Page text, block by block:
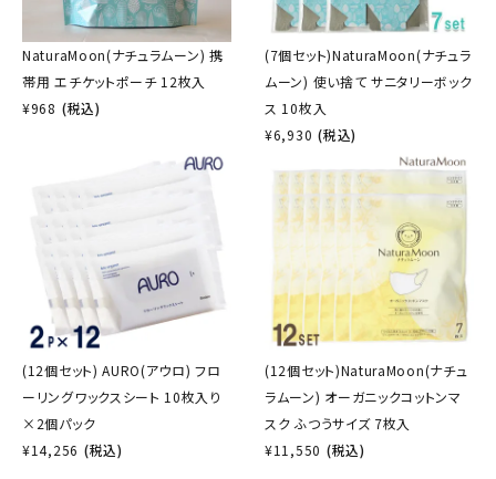
NaturaMoon(ナチュラムーン) 携
帯用 エチケットポーチ 12枚入
¥968 (税込)
(7個セット)NaturaMoon(ナチュラ
ムーン) 使い捨て サニタリーボック
ス 10枚入
¥6,930 (税込)
(12個セット) AURO(アウロ) フロ
ーリングワックスシート 10枚入り
×2個パック
¥14,256 (税込)
(12個セット)NaturaMoon(ナチュ
ラムーン) オーガニックコットンマ
スク ふつうサイズ 7枚入
¥11,550 (税込)